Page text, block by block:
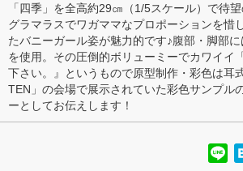
「四季」を全高約29㎝（1/5スケール）で待
グラマラスでワガママなプロポーションを惜
たバニーガール姿が魅力的です♪腹部・脚部
を使用。その圧倒的ボリューミーでカワイイ
下さい。』というもので原型制作・彩色は耳
TEN」の会場で展示されていた彩色サンプル
ーとしてお伝えします！